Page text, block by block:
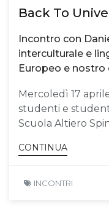
Back To
Incontro con
interculturale e
Europeo e
Mercoledì 17
studenti e
Scuola Altiero
CONTINUA
INCONTRI